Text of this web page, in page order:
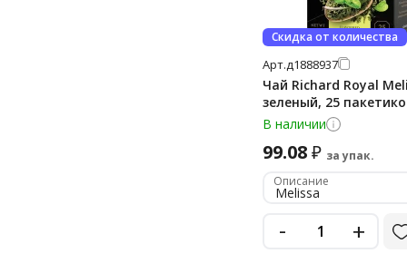
Скидка от количества
Арт.д1888937
Чай Richard Royal
зеленый, 25
В наличии
99.08₽ за упак.
Описание
Melissa
- +